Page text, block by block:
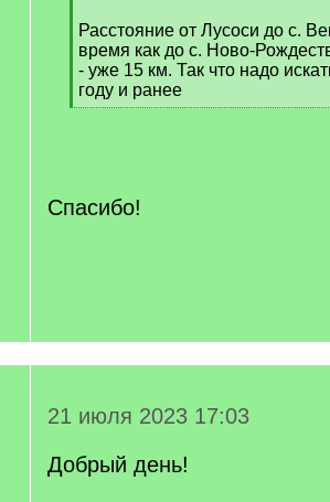
]
Расстояние от Лусоси до с.
время как до с. Ново-
- уже 15 км. Так что надо
году и ранее
[
Спасибо!
21 июля 2023 17:03
Добрый день!